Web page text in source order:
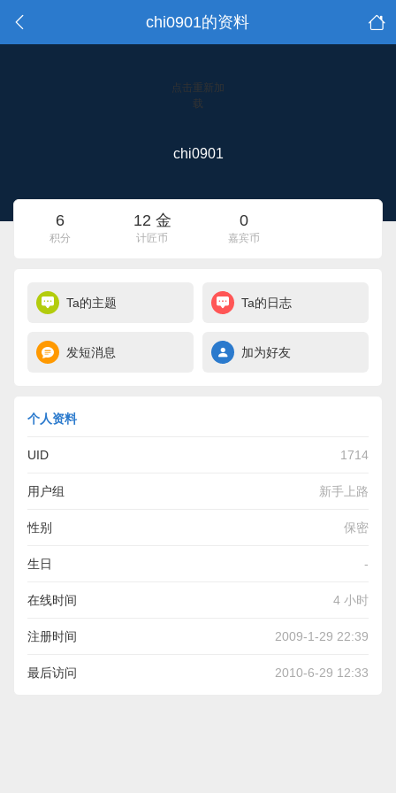
chi0901的资料
点击重新加
载
chi0901
6
积分
12 金
计匠币
0
嘉宾币
Ta的主题 Ta的日志
发短消息 加为好友
个人资料
UID 1714
用户组 新手上路
性别 保密
生日 -
在线时间 4 小时
注册时间 2009-1-29 22:39
最后访问 2010-6-29 12:33